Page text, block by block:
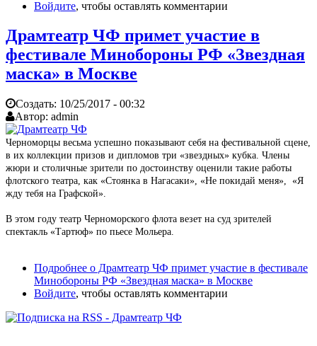
Войдите, чтобы оставлять комментарии
Драмтеатр ЧФ примет участие в
фестивале Минобороны РФ «Звездная
маска» в Москве
Создать: 10/25/2017 - 00:32
Автор: admin
Черноморцы весьма успешно показывают себя на фестивальной сцене,
в их коллекции призов и дипломов три «звездных» кубка. Члены
жюри и столичные зрители по достоинству оценили такие работы
флотского театра, как «Стоянка в Нагасаки», «Не покидай меня», «Я
жду тебя на Графской».
В этом году театр Черноморского флота везет на суд зрителей
спектакль «Тартюф» по пьесе Мольера.
Подробнее о Драмтеатр ЧФ примет участие в фестивале
Минобороны РФ «Звездная маска» в Москве
Войдите, чтобы оставлять комментарии